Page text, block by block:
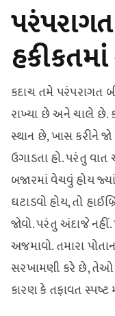
પરંપરાગત
કદાચ તમે પરંપરાગત
રાખ્યા છે અને ચાલે છે.
સ્થાન છે, ખાસ કરીને
ઉગાડતા હો. પરંતુ
બજારમાં વેચવું હોય
ઘટાડવો હોય, તો
જોવો. પરંતુ અંદાજે
અજમાવો. તમારા
સરખામણી કરે છે, તેઓ
કારણ કે તફાવત